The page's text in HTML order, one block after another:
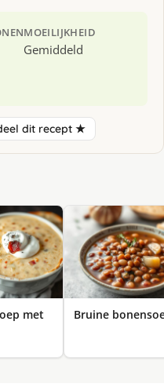
MOEILIJKHEID
Gemiddeld
dit recept ★
met
Bruine